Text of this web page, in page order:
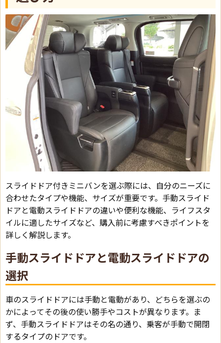
スライドドア付きミニバンを選ぶ際には、自分のニーズに
合わせたタイプや機能、サイズが重要です。手動スライド
ドアと電動スライドドアの違いや便利な機能、ライフスタ
イルに適したサイズなど、購入前に考慮すべきポイントを
詳しく解説します。
手動スライドドアと電動スライドドアの
選択
車のスライドドアには手動と電動があり、どちらを選ぶの
かによってその後の使い勝手やコストが異なります。ま
ず、手動スライドドアはその名の通り、乗客が手動で開閉
するタイプのドアです。